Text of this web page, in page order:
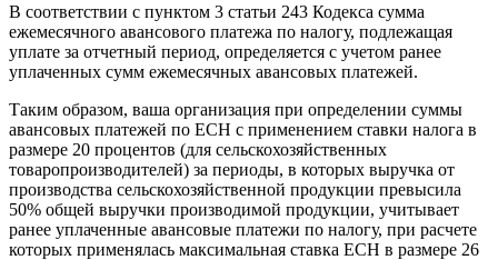
В соответствии с пунктом 3 статьи 243 Кодекса сумма
ежемесячного авансового платежа по налогу, подлежащая
уплате за отчетный период, определяется с учетом ранее
уплаченных сумм ежемесячных авансовых платежей.
Таким образом, ваша организация при определении суммы
авансовых платежей по ЕСН с применением ставки налога в
размере 20 процентов (для сельскохозяйственных
товаропроизводителей) за периоды, в которых выручка от
производства сельскохозяйственной продукции превысила
50% общей выручки производимой продукции, учитывает
ранее уплаченные авансовые платежи по налогу, при расчете
которых применялась максимальная ставка ЕСН в размере 26